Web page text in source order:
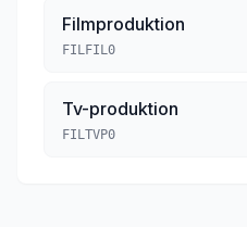
Filmproduktion
FILFIL0
Tv-produktion
FILTVP0